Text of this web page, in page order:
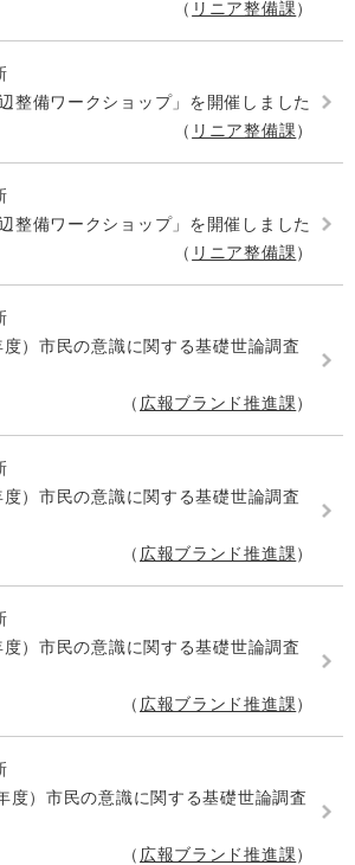
リニア整備課
整備ワークショップ」を開催しました
リニア整備課
整備ワークショップ」を開催しました
リニア整備課
）市民の意識に関する基礎世論調査
広報ブランド推進課
）市民の意識に関する基礎世論調査
広報ブランド推進課
）市民の意識に関する基礎世論調査
広報ブランド推進課
度）市民の意識に関する基礎世論調査
広報ブランド推進課